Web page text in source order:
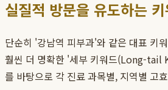
실질적 방문을 유도하는
단순히 '강남역 피부과'와 같은 대표 키
훨씬 더 명확한 '세부 키워드(Long-tail
를 바탕으로 각 진료 과목별, 지역별 고